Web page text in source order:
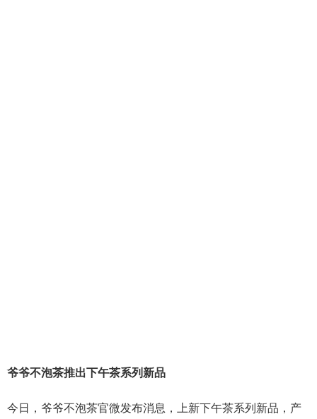
爷爷不泡茶推出下午茶系列新品
今日，爷爷不泡茶官微发布消息，上新下午茶系列新品，产